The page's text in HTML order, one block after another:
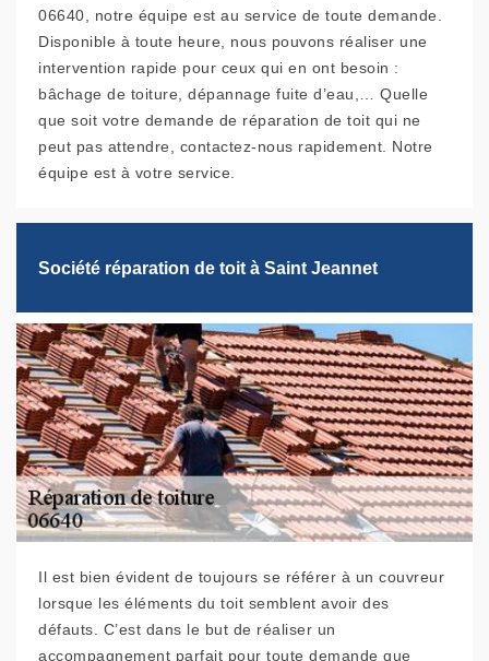
06640, notre équipe est au service de toute demande.
Disponible à toute heure, nous pouvons réaliser une
intervention rapide pour ceux qui en ont besoin :
bâchage de toiture, dépannage fuite d’eau,… Quelle
que soit votre demande de réparation de toit qui ne
peut pas attendre, contactez-nous rapidement. Notre
équipe est à votre service.
Société réparation de toit à Saint Jeannet
Il est bien évident de toujours se référer à un couvreur
lorsque les éléments du toit semblent avoir des
défauts. C’est dans le but de réaliser un
accompagnement parfait pour toute demande que